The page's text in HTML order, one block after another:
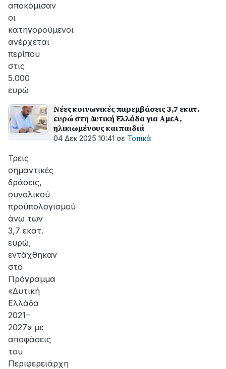
αποκόμισαν
οι
κατηγορούμενοι
ανέρχεται
περίπου
στις
5.000
ευρώ
Νέες κοινωνικές παρεμβάσεις 3,7 εκατ.
ευρώ στη Δυτική Ελλάδα για ΑμεΑ,
ηλικιωμένους και παιδιά
04 Δεκ 2025 10:41 σε Τοπικά
Τρεις
σημαντικές
δράσεις,
συνολικού
προϋπολογισμού
άνω των
3,7 εκατ.
ευρώ,
εντάχθηκαν
στο
Πρόγραμμα
«Δυτική
Ελλάδα
2021–
2027» με
αποφάσεις
του
Περιφερειάρχη